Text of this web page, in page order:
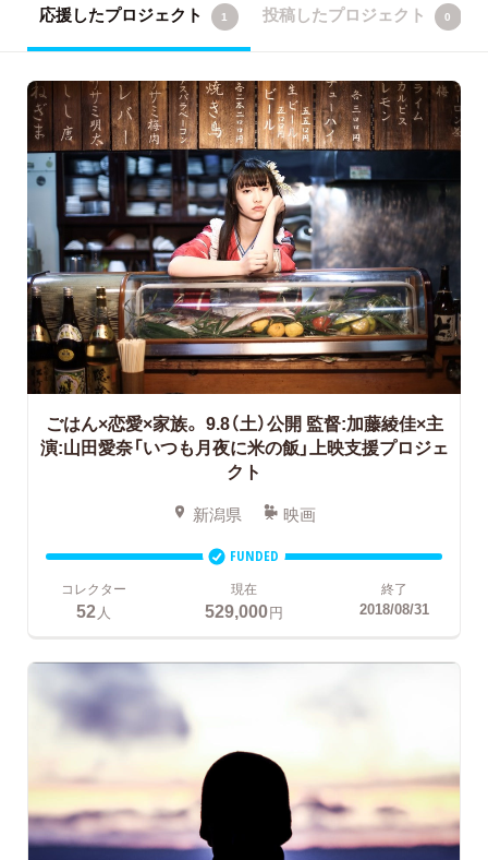
応援したプロジェクト 1 投稿したプロジェクト 0
ごはん×恋愛×家族。 9.8（土）公開 監督:加藤綾佳×主
演:山田愛奈「いつも月夜に米の飯」上映支援プロジェ
クト
新潟県 映画
FUNDED
コレクター
52 人
現在
529,000円
終了
2018/08/31